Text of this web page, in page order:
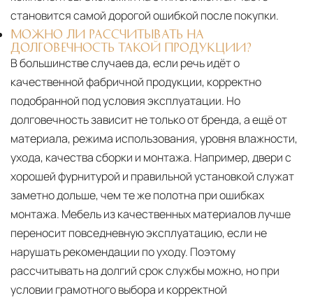
становится самой дорогой ошибкой после покупки.
МОЖНО ЛИ РАССЧИТЫВАТЬ НА
ДОЛГОВЕЧНОСТЬ ТАКОЙ ПРОДУКЦИИ?
В большинстве случаев да, если речь идёт о
качественной фабричной продукции, корректно
подобранной под условия эксплуатации. Но
долговечность зависит не только от бренда, а ещё от
материала, режима использования, уровня влажности,
ухода, качества сборки и монтажа. Например, двери с
хорошей фурнитурой и правильной установкой служат
заметно дольше, чем те же полотна при ошибках
монтажа. Мебель из качественных материалов лучше
переносит повседневную эксплуатацию, если не
нарушать рекомендации по уходу. Поэтому
рассчитывать на долгий срок службы можно, но при
условии грамотного выбора и корректной